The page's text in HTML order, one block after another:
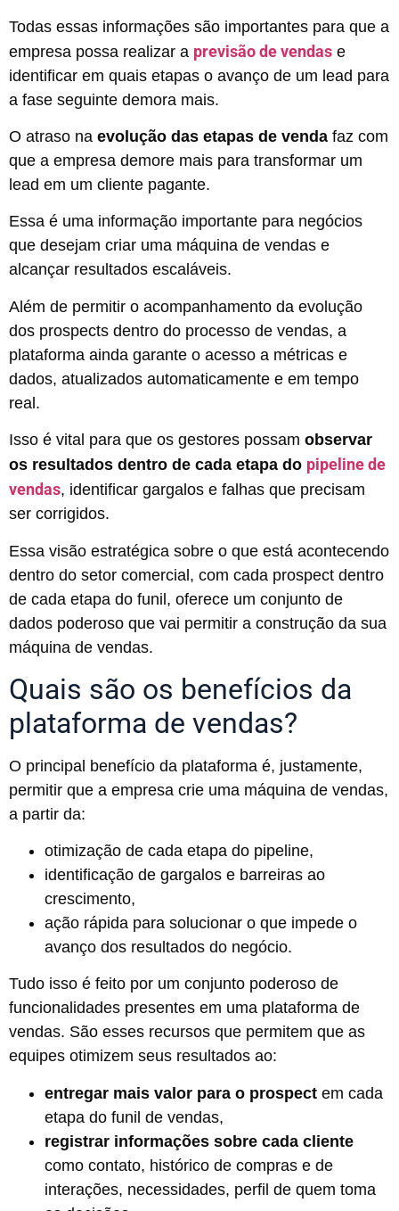
Todas essas informações são importantes para que a
empresa possa realizar a previsão de vendas e
identificar em quais etapas o avanço de um lead para
a fase seguinte demora mais.
O atraso na evolução das etapas de venda faz com
que a empresa demore mais para transformar um
lead em um cliente pagante.
Essa é uma informação importante para negócios
que desejam criar uma máquina de vendas e
alcançar resultados escaláveis.
Além de permitir o acompanhamento da evolução
dos prospects dentro do processo de vendas, a
plataforma ainda garante o acesso a métricas e
dados, atualizados automaticamente e em tempo
real.
Isso é vital para que os gestores possam observar
os resultados dentro de cada etapa do pipeline de
vendas, identificar gargalos e falhas que precisam
ser corrigidos.
Essa visão estratégica sobre o que está acontecendo
dentro do setor comercial, com cada prospect dentro
de cada etapa do funil, oferece um conjunto de
dados poderoso que vai permitir a construção da sua
máquina de vendas.
Quais são os benefícios da
plataforma de vendas?
O principal benefício da plataforma é, justamente,
permitir que a empresa crie uma máquina de vendas,
a partir da:
otimização de cada etapa do pipeline,
identificação de gargalos e barreiras ao
crescimento,
ação rápida para solucionar o que impede o
avanço dos resultados do negócio.
Tudo isso é feito por um conjunto poderoso de
funcionalidades presentes em uma plataforma de
vendas. São esses recursos que permitem que as
equipes otimizem seus resultados ao:
entregar mais valor para o prospect em cada
etapa do funil de vendas,
registrar informações sobre cada cliente
como contato, histórico de compras e de
interações, necessidades, perfil de quem toma